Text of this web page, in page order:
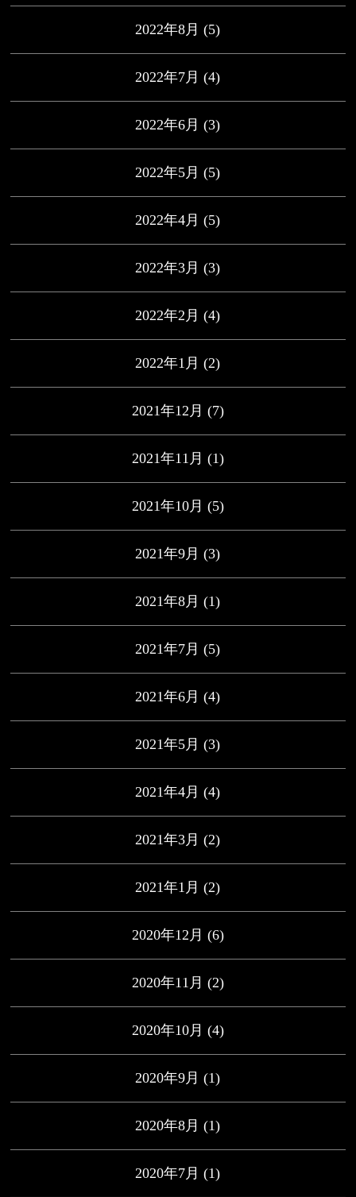
2022年8月 (5)
2022年7月 (4)
2022年6月 (3)
2022年5月 (5)
2022年4月 (5)
2022年3月 (3)
2022年2月 (4)
2022年1月 (2)
2021年12月 (7)
2021年11月 (1)
2021年10月 (5)
2021年9月 (3)
2021年8月 (1)
2021年7月 (5)
2021年6月 (4)
2021年5月 (3)
2021年4月 (4)
2021年3月 (2)
2021年1月 (2)
2020年12月 (6)
2020年11月 (2)
2020年10月 (4)
2020年9月 (1)
2020年8月 (1)
2020年7月 (1)